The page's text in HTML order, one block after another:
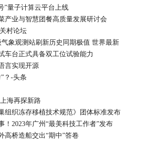
”量子计算云平台上线
产业与智慧团餐高质量发展研讨会
村论坛
象观测站刷新历史同期极值 世界最新
车台正式具备双工位试验能力
言实现开源
？-头条
海再探新路
组织冻存移植技术规范》团体标准发布
！2023年广州“最美科技工作者”发布
高桥造船交出“期中”答卷